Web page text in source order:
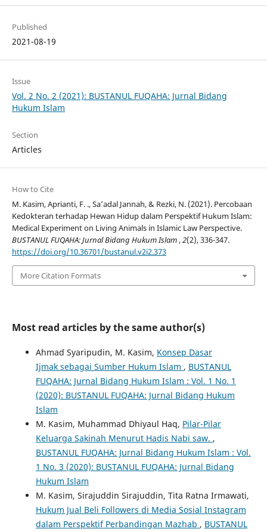
Published
2021-08-19
Issue
Vol. 2 No. 2 (2021): BUSTANUL FUQAHA: Jurnal Bidang
Hukum Islam
Section
Articles
How to Cite
M. Kasim, Aprianti, F. ., Sa’adal Jannah, & Rezki, N. (2021). Percobaan
Kedokteran terhadap Hewan Hidup dalam Perspektif Hukum Islam:
Medical Experiment on Living Animals in Islamic Law Perspective.
BUSTANUL FUQAHA: Jurnal Bidang Hukum Islam,2(2), 336-347.
https://doi.org/10.36701/bustanul.v2i2.373
More Citation Formats
Most read articles by the same author(s)
Ahmad Syaripudin, M. Kasim, Konsep Dasar
Ijmak sebagai Sumber Hukum Islam , BUSTANUL
FUQAHA: Jurnal Bidang Hukum Islam : Vol. 1 No. 1
(2020): BUSTANUL FUQAHA: Jurnal Bidang Hukum
Islam
M. Kasim, Muhammad Dhiyaul Haq, Pilar-Pilar
Keluarga Sakinah Menurut Hadis Nabi saw. ,
BUSTANUL FUQAHA: Jurnal Bidang Hukum Islam : Vol.
1 No. 3 (2020): BUSTANUL FUQAHA: Jurnal Bidang
Hukum Islam
M. Kasim, Sirajuddin Sirajuddin, Tita Ratna Irmawati,
Hukum Jual Beli Followers di Media Sosial Instagram
dalam Perspektif Perbandingan Mazhab , BUSTANUL